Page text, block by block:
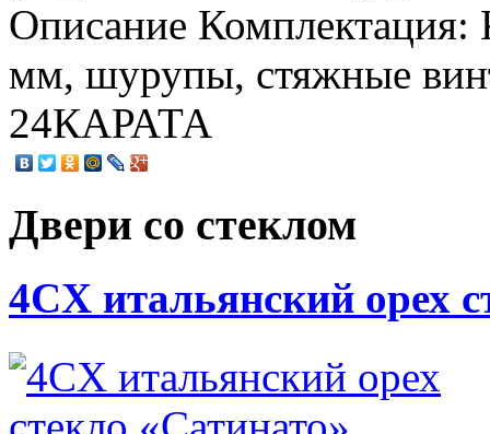
Описание Комплектация:
мм, шурупы, стяжные
24КАРАТА
Двери со стеклом
4CХ итальянский орех